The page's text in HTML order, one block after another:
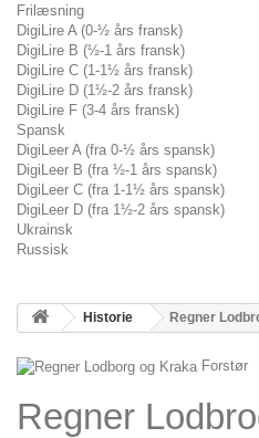
Frilæsning
DigiLire A (0-½ års fransk)
DigiLire B (½-1 års fransk)
DigiLire C (1-1½ års fransk)
DigiLire D (1½-2 års fransk)
DigiLire F (3-4 års fransk)
Spansk
DigiLeer A (fra 0-½ års spansk)
DigiLeer B (fra ½-1 års spansk)
DigiLeer C (fra 1-1½ års spansk)
DigiLeer D (fra 1½-2 års spansk)
Ukrainsk
Russisk
Historie Regner
Forstør
Regner